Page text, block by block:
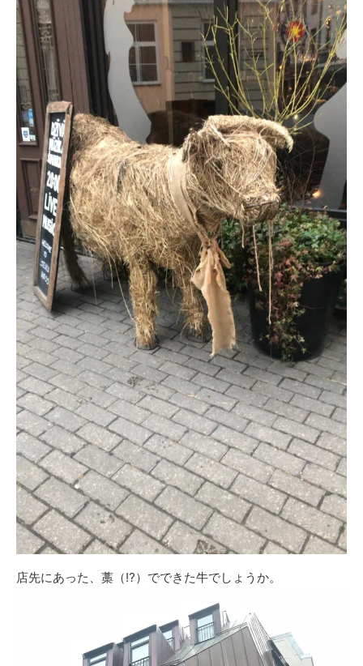
店先にあった、藁（⁉︎）でできた牛でしょうか。